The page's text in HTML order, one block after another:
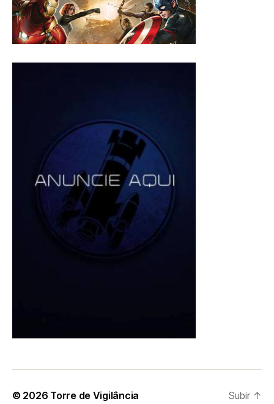
© 2026 Torre de Vigilância Subir ↑